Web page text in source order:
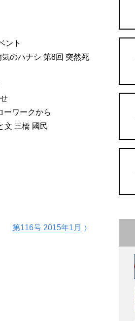
ント
のハナシ 第8回 突然死
ーワークから
文 三橋 國民
第116号 2015年1月